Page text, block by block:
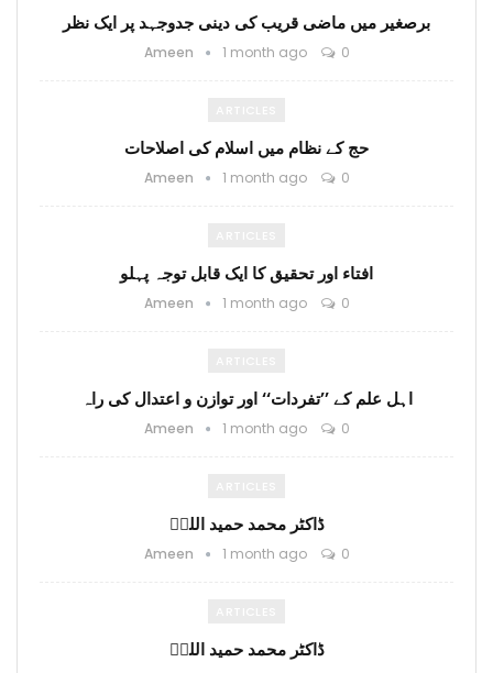
برصغیر میں ماضی قریب کی دینی جدوجہد پر ایک نظر
Ameen 1 month ago 0
حج کے نظام میں اسلام کی اصلاحات
Ameen 1 month ago 0
افتاء اور تحقیق کا ایک قابل توجہ پہلو
Ameen 1 month ago 0
اہل علم کے ’’تفردات‘‘ اور توازن و اعتدال کی راہ
Ameen 1 month ago 0
ڈاکٹر محمد حمید اللہؒ
Ameen 1 month ago 0
ڈاکٹر محمد حمید اللہؒ